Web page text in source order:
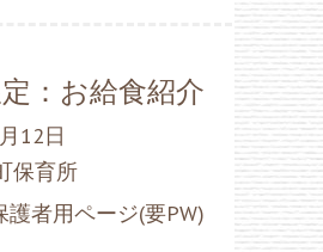
：お給食紹介
12日
保育所
護者用ページ(要PW)